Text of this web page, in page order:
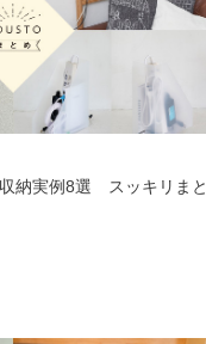
納実例8選 スッキリまと